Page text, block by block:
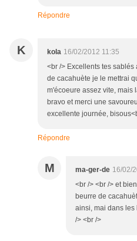
Répondre
K kola 16/02/2012 11:35
<br /> Excellents tes
de cacahuète je le mettrai
m'écoeure assez vite, mais
bravo et merci une
excellente journée,
Répondre
M ma-ger-de 16/02/
<br /> <br /> et
beurre de
ainsi, mai dans les
/> <br />